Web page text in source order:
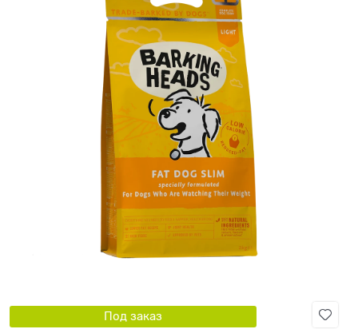
Под заказ